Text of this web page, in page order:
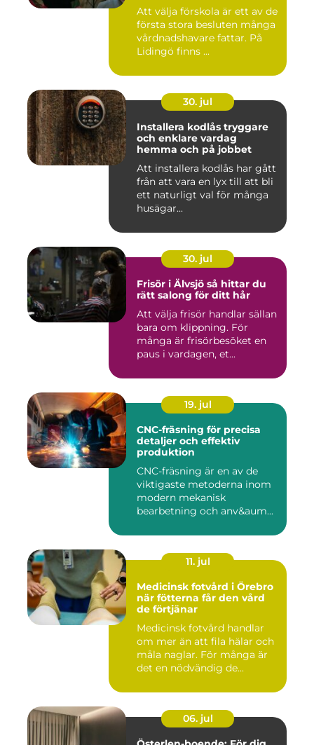
Att välja förskola är ett av de
första stora besluten många
vårdnadshavare fattar. På
Lidingö finns ...
30. jul
Installera kodlås tryggare
och enklare vardag
hemma och på jobbet
Att installera kodlås har gått
från att vara en lyx till att bli
ett naturligt val för många
husägar...
30. jul
Frisör i Älvsjö så hittar du
rätt salong för ditt hår
Att välja frisör handlar sällan
bara om klippning. För
många är frisörbesöket en
paus i vardagen, et...
19. jul
CNC-fräsning för precisa
detaljer och effektiv
produktion
CNC-fräsning är en av de
viktigaste metoderna inom
modern mekanisk
bearbetning och anv&aum...
11. jul
Medicinsk fotvård i Örebro
när fötterna får den vård
de förtjänar
Medicinsk fotvård handlar
om mer än att fila hälar och
måla naglar. För många är
det en nödvändig de...
06. jul